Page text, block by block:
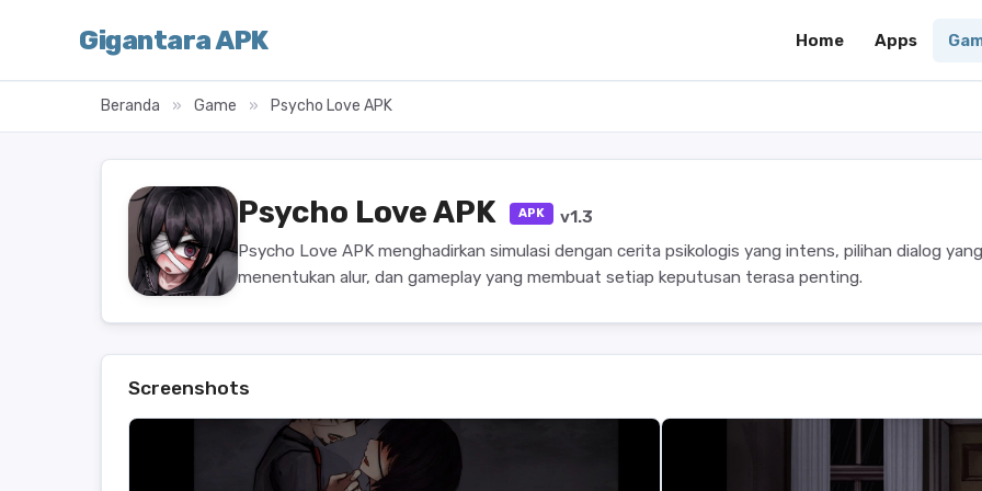
Gigantara APK Home Apps
Beranda » Game » Psycho Love APK
Psycho Love APK APK
v1.3
Psycho Love APK menghadirkan simulasi dengan cerita psikologis yang intens, pilihan dialog yang
menentukan alur, dan gameplay yang membuat setiap keputusan terasa penting.
Screenshots